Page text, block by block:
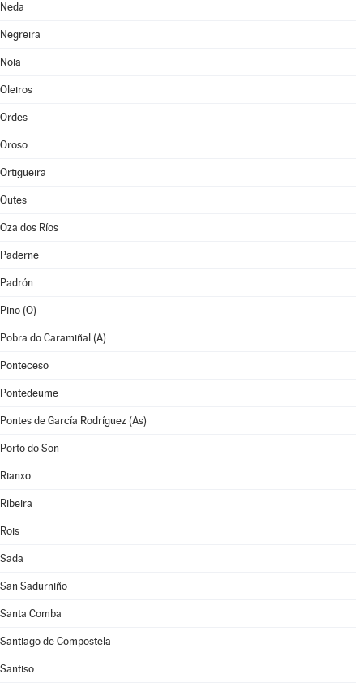
Neda
Negreira
Noia
Oleiros
Ordes
Oroso
Ortigueira
Outes
Oza dos Ríos
Paderne
Padrón
Pino (O)
Pobra do Caramiñal (A)
Ponteceso
Pontedeume
Pontes de García Rodríguez (As)
Porto do Son
Rianxo
Ribeira
Rois
Sada
San Sadurniño
Santa Comba
Santiago de Compostela
Santiso